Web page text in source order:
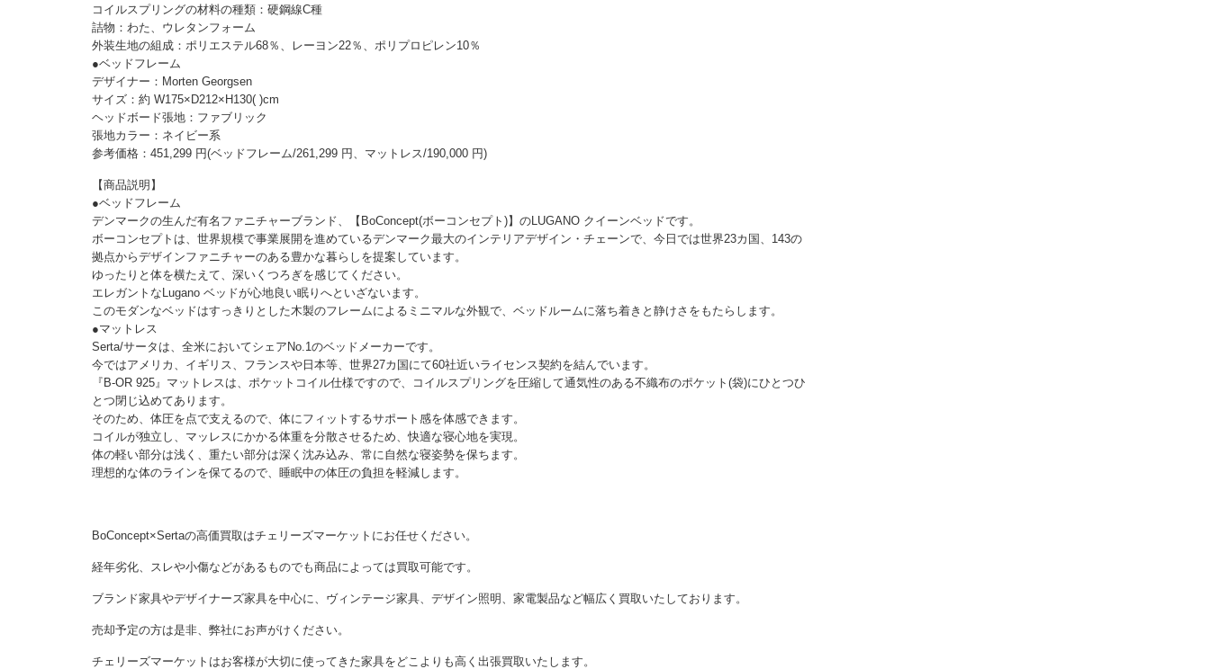
コイルスプリングの材料の種類：硬鋼線C種
詰物：わた、ウレタンフォーム
外装生地の組成：ポリエステル68％、レーヨン22％、ポリプロピレン10％
●ベッドフレーム
デザイナー：Morten Georgsen
サイズ：約 W175×D212×H130( )cm
ヘッドボード張地：ファブリック
張地カラー：ネイビー系
参考価格：451,299 円(ベッドフレーム/261,299 円、マットレス/190,000 円)
【商品説明】
●ベッドフレーム
デンマークの生んだ有名ファニチャーブランド、【BoConcept(ボーコンセプト)】のLUGANO クイーンベッドです。
ボーコンセプトは、世界規模で事業展開を進めているデンマーク最大のインテリアデザイン・チェーンで、今日では世界23カ国、143の
拠点からデザインファニチャーのある豊かな暮らしを提案しています。
ゆったりと体を横たえて、深いくつろぎを感じてください。
エレガントなLugano ベッドが心地良い眠りへといざないます。
このモダンなベッドはすっきりとした木製のフレームによるミニマルな外観で、ベッドルームに落ち着きと静けさをもたらします。
●マットレス
Serta/サータは、全米においてシェアNo.1のベッドメーカーです。
今ではアメリカ、イギリス、フランスや日本等、世界27カ国にて60社近いライセンス契約を結んでいます。
『B-OR 925』マットレスは、ポケットコイル仕様ですので、コイルスプリングを圧縮して通気性のある不織布のポケット(袋)にひとつひ
とつ閉じ込めてあります。
そのため、体圧を点で支えるので、体にフィットするサポート感を体感できます。
コイルが独立し、マッレスにかかる体重を分散させるため、快適な寝心地を実現。
体の軽い部分は浅く、重たい部分は深く沈み込み、常に自然な寝姿勢を保ちます。
理想的な体のラインを保てるので、睡眠中の体圧の負担を軽減します。
BoConcept×Sertaの高価買取はチェリーズマーケットにお任せください。
経年劣化、スレや小傷などがあるものでも商品によっては買取可能です。
ブランド家具やデザイナーズ家具を中心に、ヴィンテージ家具、デザイン照明、家電製品など幅広く買取いたしております。
売却予定の方は是非、弊社にお声がけください。
チェリーズマーケットはお客様が大切に使ってきた家具をどこよりも高く出張買取いたします。